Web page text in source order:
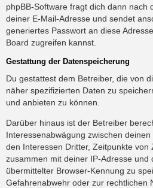
phpBB-Software fragt dich dann nach
deiner E-Mail-Adresse und sendet
generiertes Passwort an diese
Board zugreifen kannst.
Gestattung der Datenspeicherung
Du gestattest dem Betreiber, die von
näher spezifizierten Daten zu
und anbieten zu können.
Darüber hinaus ist der Betreiber
Interessenabwägung zwischen
den Interessen Dritter, Zeitpunkte von
zusammen mit deiner IP-Adresse und
übermittelter Browser-Kennung zu
Gefahrenabwehr oder zur rechtlichen